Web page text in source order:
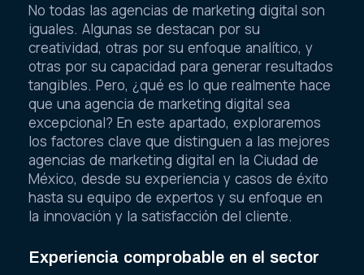
No todas las agencias de marketing digital son
iguales. Algunas se destacan por su
creatividad, otras por su enfoque analítico, y
otras por su capacidad para generar resultados
tangibles. Pero, ¿qué es lo que realmente hace
que una agencia de marketing digital sea
excepcional? En este apartado, exploraremos
los factores clave que distinguen a las mejores
agencias de marketing digital en la Ciudad de
México, desde su experiencia y casos de éxito
hasta su equipo de expertos y su enfoque en
la innovación y la satisfacción del cliente.
Experiencia comprobable en el sector